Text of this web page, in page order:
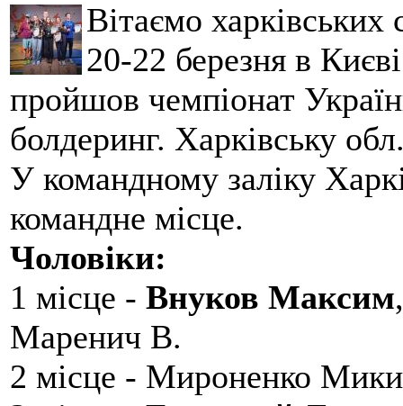
Вітаємо
20-22 березня в
пройшов чемпіонат
болдеринг. Харківську
У командному заліку
командне місце.
Чоловіки:
1 місце - Внуков Максим
Маренич В.
2 місце - Мироненко